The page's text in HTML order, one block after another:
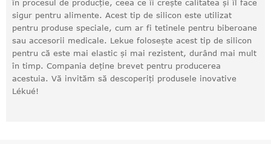
în procesul de producție, ceea ce îi crește calitatea și îl face
sigur pentru alimente. Acest tip de silicon este utilizat
pentru produse speciale, cum ar fi tetinele pentru biberoane
sau accesorii medicale. Lekue folosește acest tip de silicon
pentru că este mai elastic și mai rezistent, durând mai mult
în timp. Compania deține brevet pentru producerea
acestuia. Vă invităm să descoperiți produsele inovative
Lékué!